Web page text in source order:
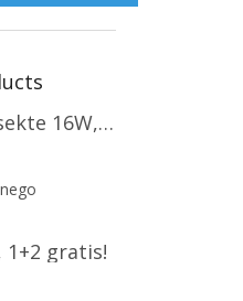
LUMIO zamka za insekte 16W, 1+1 gratis! [MKE004]
5 stars.
1+2 gratis!
5 stars.